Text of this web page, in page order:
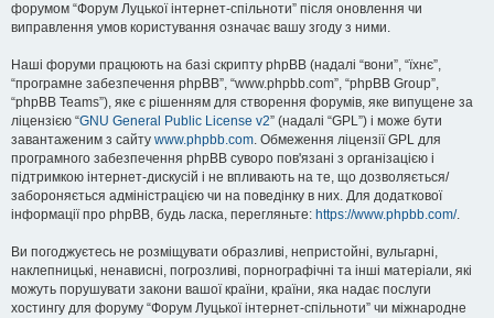
форумом “Форум Луцької інтернет-спільноти” після оновлення чи
виправлення умов користування означає вашу згоду з ними.
Наші форуми працюють на базі скрипту phpBB (надалі “вони”, “їхнє”,
“програмне забезпечення phpBB”, “www.phpbb.com”, “phpBB Group”,
“phpBB Teams”), яке є рішенням для створення форумів, яке випущене за
ліцензією “GNU General Public License v2” (надалі “GPL”) і може бути
завантаженим з сайту www.phpbb.com. Обмеження ліцензії GPL для
програмного забезпечення phpBB суворо пов'язані з організацією і
підтримкою інтернет-дискусій і не впливають на те, що дозволяється/
забороняється адміністрацією чи на поведінку в них. Для додаткової
інформації про phpBB, будь ласка, перегляньте: https://www.phpbb.com/.
Ви погоджуєтесь не розміщувати образливі, непристойні, вульгарні,
наклепницькі, ненависні, погрозливі, порнографічні та інші матеріали, які
можуть порушувати закони вашої країни, країни, яка надає послуги
хостингу для форуму “Форум Луцької інтернет-спільноти” чи міжнародне